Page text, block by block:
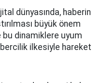
dünyasında, haberin
büyük önem
bu dinamiklere uyum
ilkesiyle hareket